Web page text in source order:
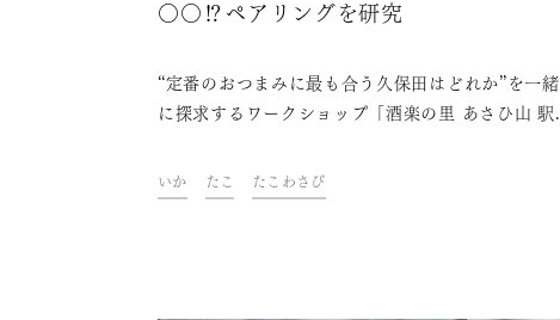
〇〇⁉ペアリングを研究
“定番のおつまみに最も合う久保田はどれか”を一緒
に探求するワークショップ「酒楽の里 あさひ山 駅
定番の日本酒4種と合わせながら、最も相性の良い
組み合わせについて、参加者と一緒に研究しまし
いか たこ たこわさび